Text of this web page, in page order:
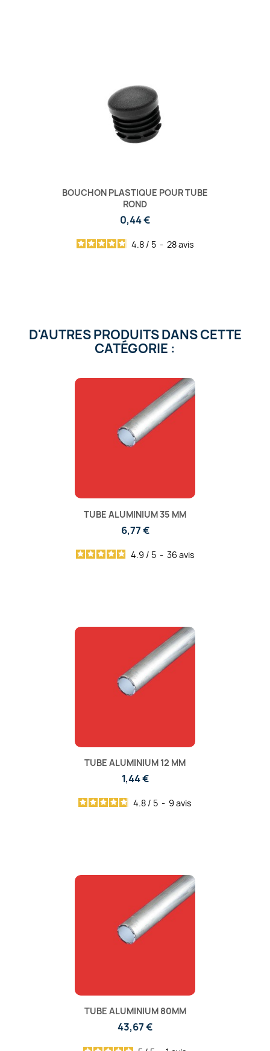
BOUCHON PLASTIQUE POUR TUBE
ROND
0,44 €
4.8 / 5 - 28avis
D'AUTRES PRODUITS DANS CETTE
CATÉGORIE :
TUBE ALUMINIUM 35 MM
6,77 €
4.9 / 5 - 36 avis
TUBE ALUMINIUM 12 MM
1,44 €
4.8 / 5 - 9 avis
TUBE ALUMINIUM 80MM
43,67 €